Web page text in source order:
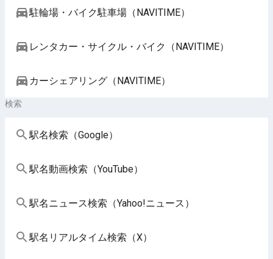
駐輪場・バイク駐車場（NAVITIME）
レンタカー・サイクル・バイク（NAVITIME）
カーシェアリング（NAVITIME）
検索
駅名検索（Google）
駅名動画検索（YouTube）
駅名ニュース検索（Yahoo!ニュース）
駅名リアルタイム検索（X）